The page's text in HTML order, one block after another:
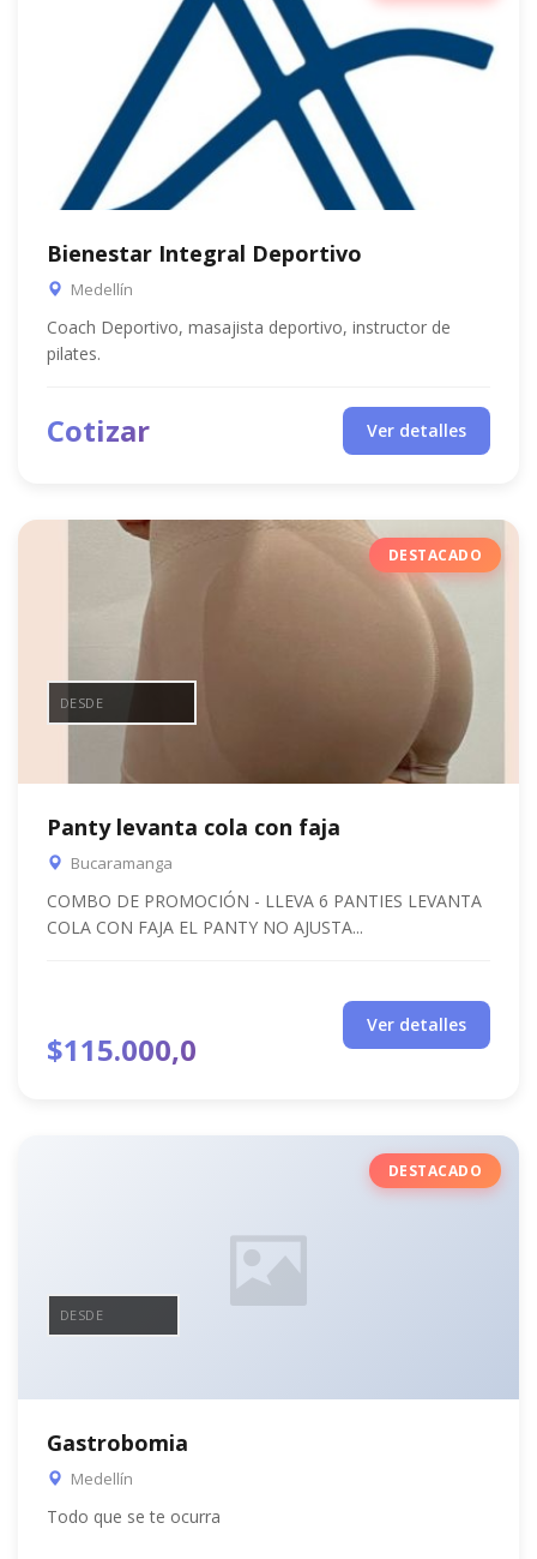
Bienestar Integral Deportivo
Medellín
Coach Deportivo, masajista deportivo, instructor de
pilates.
Cotizar Ver detalles
DESTACADO
Panty levanta cola con faja
Bucaramanga
COMBO DE PROMOCIÓN - LLEVA 6 PANTIES LEVANTA
COLA CON FAJA EL PANTY NO AJUSTA...
DESDE
$115.000,0
Ver detalles
DESTACADO
Gastrobomia
Medellín
Todo que se te ocurra
DESDE